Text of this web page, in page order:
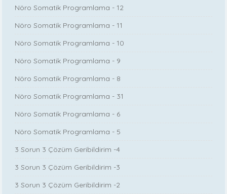
Nöro Somatik Programlama - 12
Nöro Somatik Programlama - 11
Nöro Somatik Programlama - 10
Nöro Somatik Programlama - 9
Nöro Somatik Programlama - 8
Nöro Somatik Programlama - 31
Nöro Somatik Programlama - 6
Nöro Somatik Programlama - 5
3 Sorun 3 Çözüm Geribildirim -4
3 Sorun 3 Çözüm Geribildirim -3
3 Sorun 3 Çözüm Geribildirim -2